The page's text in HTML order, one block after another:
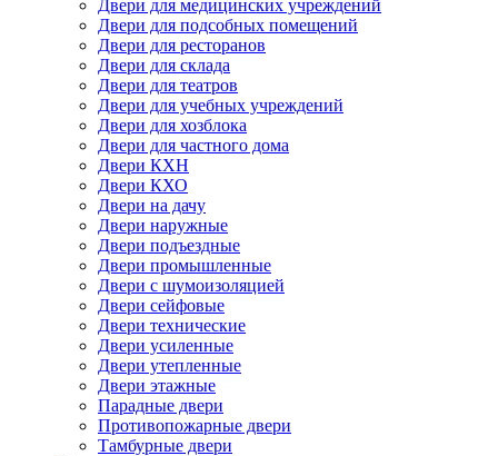
Двери для медицинских учреждений
Двери для подсобных помещений
Двери для ресторанов
Двери для склада
Двери для театров
Двери для учебных учреждений
Двери для хозблока
Двери для частного дома
Двери КХН
Двери КХО
Двери на дачу
Двери наружные
Двери подъездные
Двери промышленные
Двери с шумоизоляцией
Двери сейфовые
Двери технические
Двери усиленные
Двери утепленные
Двери этажные
Парадные двери
Противопожарные двери
Тамбурные двери